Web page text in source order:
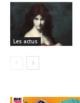
Les actus